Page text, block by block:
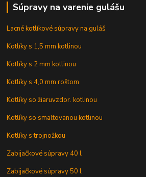
Súpravy na varenie gulášu
Lacné kotlíkové súpravy na guláš
Kotlíky s 1,5 mm kotlinou
Kotlíky s 2 mm kotlinou
Kotlíky s 4,0 mm roštom
Kotlíky so žiaruvzdor. kotlinou
Kotlíky so smaltovanou kotlinou
Kotlíky s trojnožkou
Zabijačkové súpravy 40 l
Zabijačkové súpravy 50 l